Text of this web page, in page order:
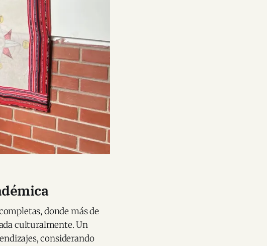
donde más de
culturalmente. Un
considerando